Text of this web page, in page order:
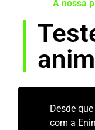
A nossa
Desde
com a